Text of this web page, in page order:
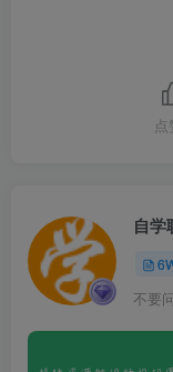
点
不要